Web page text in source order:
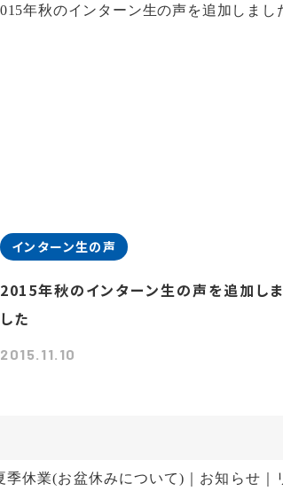
インターン生の声
2015年秋のインターン生の声を追加しま
した
2015.11.10